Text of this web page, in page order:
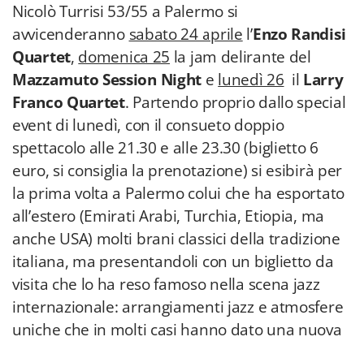
Nicolò Turrisi 53/55 a Palermo si
avvicenderanno sabato 24 aprile l’Enzo Randisi
Quartet, domenica 25 la jam delirante del
Mazzamuto Session Night e lunedì 26 il Larry
Franco Quartet. Partendo proprio dallo special
event di lunedì, con il consueto doppio
spettacolo alle 21.30 e alle 23.30 (biglietto 6
euro, si consiglia la prenotazione) si esibirà per
la prima volta a Palermo colui che ha esportato
all’estero (Emirati Arabi, Turchia, Etiopia, ma
anche USA) molti brani classici della tradizione
italiana, ma presentandoli con un biglietto da
visita che lo ha reso famoso nella scena jazz
internazionale: arrangiamenti jazz e atmosfere
uniche che in molti casi hanno dato una nuova